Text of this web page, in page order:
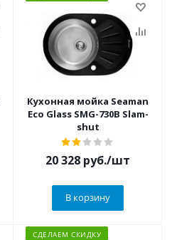
Кухонная мойка Seaman
Eco Glass SMG-730B Slam-
shut
20 328 руб./шт
В корзину
СДЕЛАЕМ СКИДКУ